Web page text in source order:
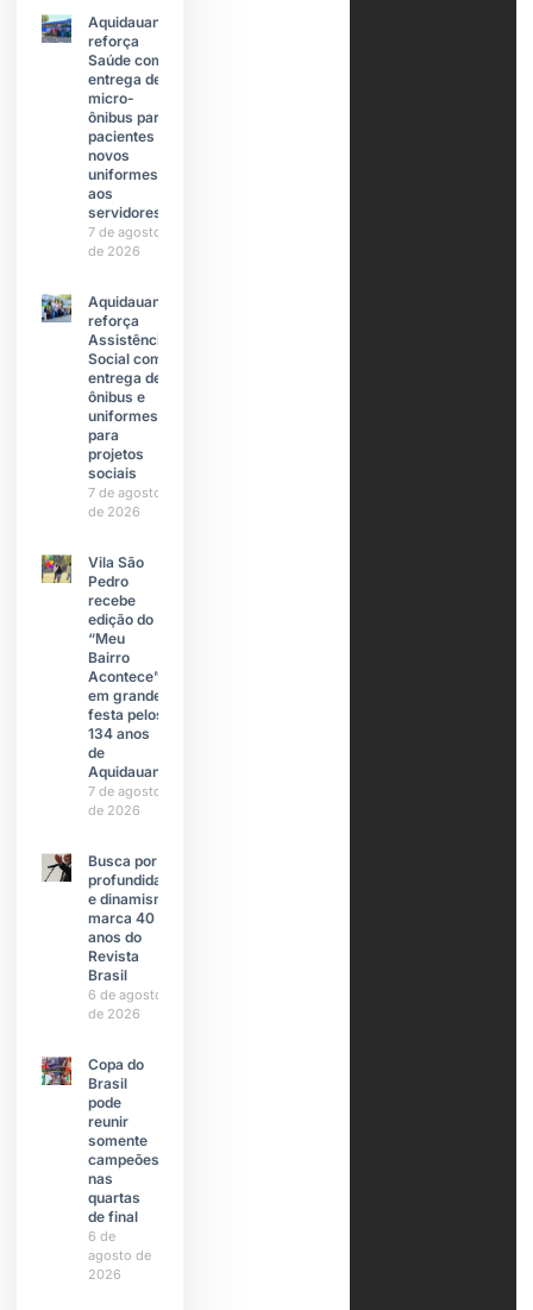
Aquidauana
reforça
Saúde com
entrega de
micro-
ônibus para
pacientes e
novos
uniformes
aos
servidores
7 de agosto
de 2026
Aquidauana
reforça
Assistência
Social com
entrega de
ônibus e
uniformes
para
projetos
sociais
7 de agosto
de 2026
Vila São
Pedro
recebe
edição do
“Meu
Bairro
Acontece”
em grande
festa pelos
134 anos
de
Aquidauana
7 de agosto
de 2026
Busca por
profundidade
e dinamismo
marca 40
anos do
Revista
Brasil
6 de agosto
de 2026
Copa do
Brasil
pode
reunir
somente
campeões
nas
quartas
de final
6 de
agosto de
2026